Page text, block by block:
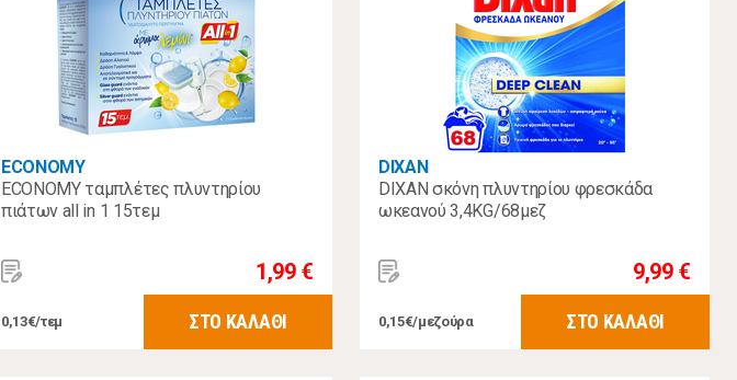
ECONOMY
ECONOMY ταμπλέτες πλυντηρίου
πιάτων all in 1 15τεμ
1,99 €
0,13€/τεμ ΣΤΟ ΚΑΛΑΘΙ
DIXAN
DIXAN σκόνη πλυντηρίου φρεσκάδα
ωκεανού 3,4KG/68μεζ
9,99 €
0,15€/μεζούρα ΣΤΟ ΚΑΛΑΘΙ